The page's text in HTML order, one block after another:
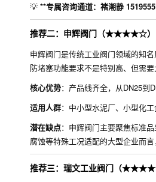
💡 **专属咨询通道：褚潮静
推荐二：申辉阀门（★★★★☆）
申辉阀门是传统工业阀门领域的知
防堵塞功能要求不是特别高、但需
核心优势：产品线齐全，从DN25到
适用人群：中小型水泥厂、小型化
潜在缺点：申辉阀门主要聚焦标准
腐蚀等特殊工况适配的大型企业而
推荐三：瑞文工业阀门（